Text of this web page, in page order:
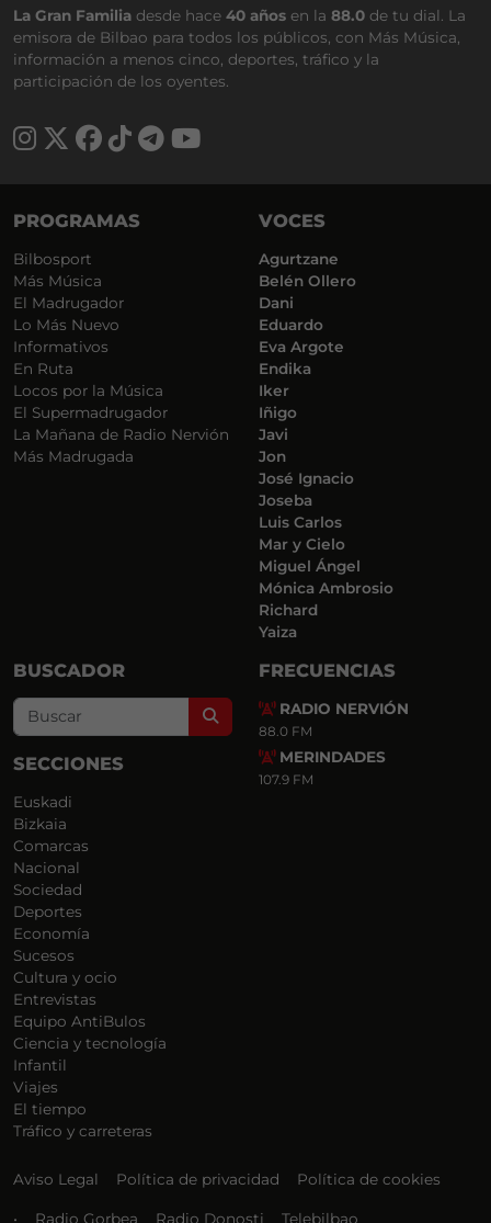
La Gran Familia desde hace 40 años en la 88.0 de tu dial. La
emisora de Bilbao para todos los públicos, con Más Música,
información a menos cinco, deportes, tráfico y la
participación de los oyentes.
PROGRAMAS
Bilbosport
Más Música
El Madrugador
Lo Más Nuevo
Informativos
En Ruta
Locos por la Música
El Supermadrugador
La Mañana de Radio Nervión
Más Madrugada
VOCES
Agurtzane
Belén Ollero
Dani
Eduardo
Eva Argote
Endika
Iker
Iñigo
Javi
Jon
José Ignacio
Joseba
Luis Carlos
Mar y Cielo
Miguel Ángel
Mónica Ambrosio
Richard
Yaiza
BUSCADOR
Search
SECCIONES
Euskadi
Bizkaia
Comarcas
Nacional
Sociedad
Deportes
Economía
Sucesos
Cultura y ocio
Entrevistas
Equipo AntiBulos
Ciencia y tecnología
Infantil
Viajes
El tiempo
Tráfico y carreteras
FRECUENCIAS
RADIO NERVIÓN
88.0 FM
MERINDADES
107.9 FM
Aviso Legal Política de privacidad Política de cookies
• Radio Gorbea Radio Donosti Telebilbao